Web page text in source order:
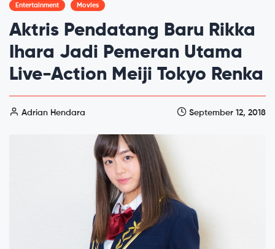
Entertainment Movies
Aktris Pendatang Baru Rikka
Ihara Jadi Pemeran Utama
Live-Action Meiji Tokyo Renka
Adrian Hendara September 12, 2018